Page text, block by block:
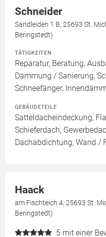
Schneider
Sandleiden 1 B, 25693 St.
Beringstedt)
TÄTIGKEITEN
Reparatur, Beratung,
Dämmung / Sanierung,
Schneefänger,
GEBÄUDETEILE
Satteldacheindeckung,
Schieferdach,
Dachabdichtung, Wand /
Haack
am Fischteich 4, 25693 St.
Beringstedt)
5 mit einer